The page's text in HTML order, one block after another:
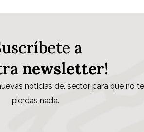
a
newsletter!
noticias del sector para que no te
pierdas nada.